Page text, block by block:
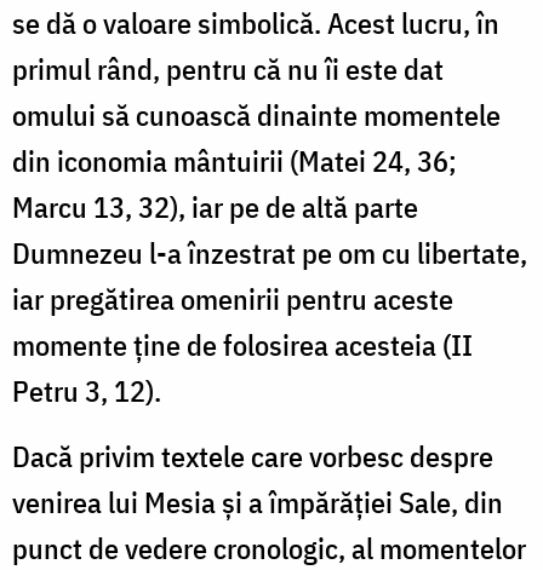
se dă o valoare simbolică. Acest lucru, în
primul rând, pentru că nu îi este dat
omului să cunoască dinainte momentele
din iconomia mântuirii (Matei 24, 36;
Marcu 13, 32), iar pe de altă parte
Dumnezeu l-a înzestrat pe om cu libertate,
iar pregătirea omenirii pentru aceste
momente ţine de folosirea acesteia (II
Petru 3, 12).
Dacă privim textele care vorbesc despre
venirea lui Mesia şi a împărăţiei Sale, din
punct de vedere cronologic, al momentelor